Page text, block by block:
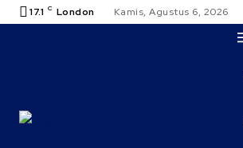
17.1 C London Kamis, Agustus 6, 2026